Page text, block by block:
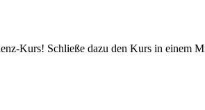
Kurs! Schließe dazu den Kurs in einem